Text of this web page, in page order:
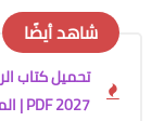
شاهد أيضًا
تحميل كتاب
2027 PDF | المنهج الجديد الرسمي